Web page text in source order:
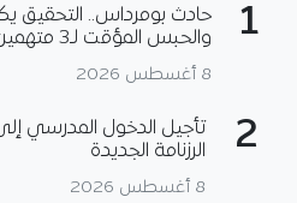
1
حادث بومرداس.. التحقيق
والحبس المؤقت لـ3 متهمين
8 أغسطس 2026
2
الرزنامة الجديدة
8 أغسطس 2026